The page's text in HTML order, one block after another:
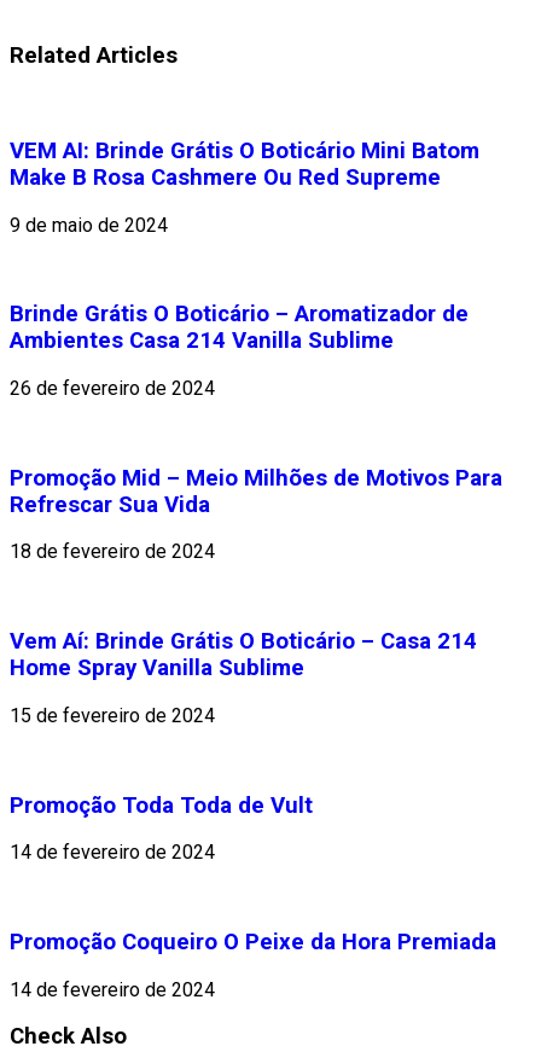
Related Articles
VEM AI: Brinde Grátis O Boticário Mini Batom
Make B Rosa Cashmere Ou Red Supreme
9 de maio de 2024
Brinde Grátis O Boticário – Aromatizador de
Ambientes Casa 214 Vanilla Sublime
26 de fevereiro de 2024
Promoção Mid – Meio Milhões de Motivos Para
Refrescar Sua Vida
18 de fevereiro de 2024
Vem Aí: Brinde Grátis O Boticário – Casa 214
Home Spray Vanilla Sublime
15 de fevereiro de 2024
Promoção Toda Toda de Vult
14 de fevereiro de 2024
Promoção Coqueiro O Peixe da Hora Premiada
14 de fevereiro de 2024
Check Also